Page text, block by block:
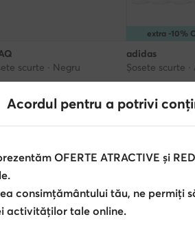
scurte · Negru
extra -10%
adidas
Șosete scurte ·
Acordul pentru a potrivi
OFERTE ATRACTIVE și
consimțământului tău, ne permiți
activităților tale online.